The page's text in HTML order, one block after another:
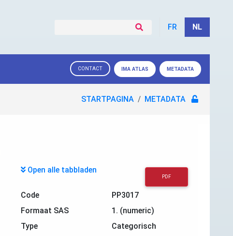
FR NL
CONTACT IMA ATLAS METADATA
STARTPAGINA METADATA
Open alle tabbladen
PDF
Code
PP3017
Formaat SAS
1. (numeric)
Type
Categorisch